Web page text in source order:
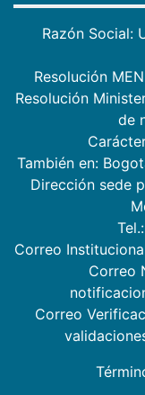
Razón Social:
Resolución
Resolución
de
También en:
Dirección sede
Correo
Correo
Correo